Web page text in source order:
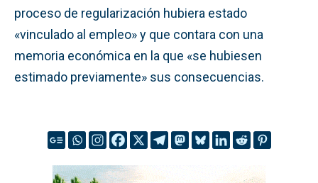
proceso de regularización hubiera estado
«vinculado al empleo» y que contara con una
memoria económica en la que «se hubiesen
estimado previamente» sus consecuencias.